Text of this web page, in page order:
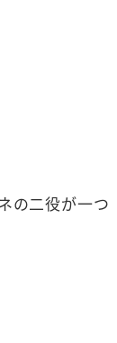
の二役が一つ